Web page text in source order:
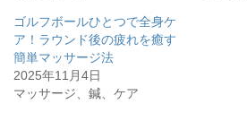
ゴルフボールひとつで全身ケ
ア！ラウンド後の疲れを癒す
簡単マッサージ法
2025年11月4日
マッサージ、鍼、ケア